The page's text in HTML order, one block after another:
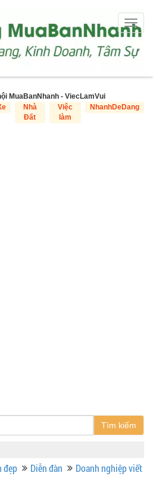
MuaBanNhanh - ViecLamVui
Nhà
Đất
Việc
làm
NhanhDeDang
Tìm kiếm
đẹp Diễn đàn
Doanh nghiệp viết